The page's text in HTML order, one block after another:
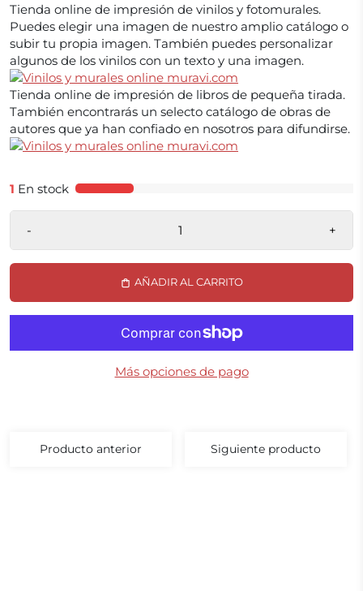
Tienda online de impresión de vinilos y fotomurales.
Puedes elegir una imagen de nuestro amplio catálogo o
subir tu propia imagen. También puedes personalizar
algunos de los vinilos con un texto y una imagen.
Tienda online de impresión de libros de pequeña tirada.
También encontrarás un selecto catálogo de obras de
autores que ya han confiado en nosotros para difundirse.
1 En stock
- +
AÑADIR AL CARRITO
Más opciones de pago
Producto anterior Siguiente producto